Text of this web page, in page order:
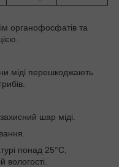
органофосфатів та
міді перешкоджають
шар міді.
понад 25°С,
вологості.